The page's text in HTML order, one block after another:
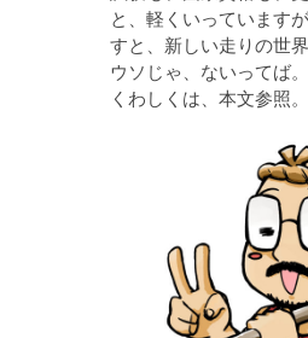
と、軽くいっています
すと、新しい走りの世
ウソじゃ、ないってば。
くわしくは、本文参照。